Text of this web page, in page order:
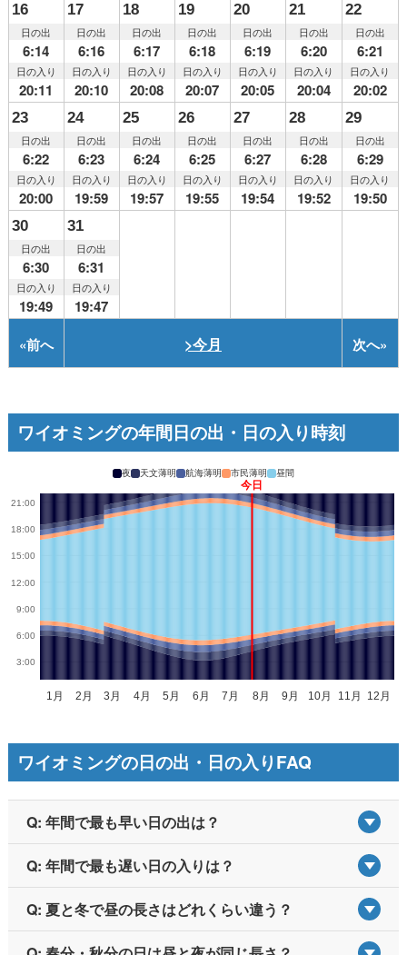
16
日の出
6:14
日の入り
20:11
17
日の出
6:16
日の入り
20:10
18
日の出
6:17
日の入り
20:08
19
日の出
6:18
日の入り
20:07
20
日の出
6:19
日の入り
20:05
21
日の出
6:20
日の入り
20:04
22
日の出
6:21
日の入り
20:02
23
日の出
6:22
日の入り
20:00
24
日の出
6:23
日の入り
19:59
25
日の出
6:24
日の入り
19:57
26
日の出
6:25
日の入り
19:55
27
日の出
6:27
日の入り
19:54
28
日の出
6:28
日の入り
19:52
29
日の出
6:29
日の入り
19:50
30
日の出
6:30
日の入り
19:49
31
日の出
6:31
日の入り
19:47
«前へ >今月 次へ»
ワイオミングの年間日の出・日の入り時刻
夜 天文薄明 航海薄明 市民薄明 昼間
ワイオミングの日の出・日の入りFAQ
Q: 年間で最も早い日の出は？
Q: 年間で最も遅い日の入りは？
Q: 夏と冬で昼の長さはどれくらい違う？